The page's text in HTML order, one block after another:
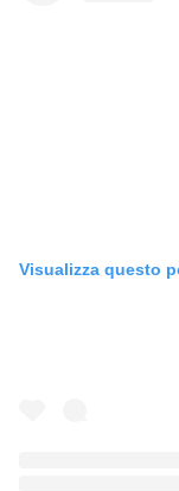
Visualizza questo